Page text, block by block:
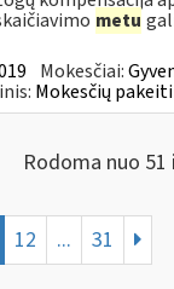
metu
Mokesčiai:
Mokesčių
Rodoma nuo 51
12 ... 31